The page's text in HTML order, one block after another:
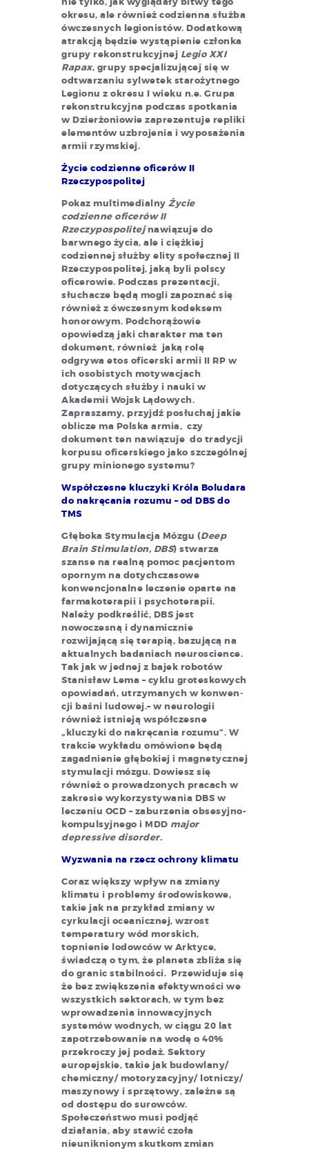
okresu, ale również codzienna służba
ówczesnych legionistów. Dodatkową
atrakcją będzie wystąpienie członka
grupy rekonstrukcyjnej Legio XXI
Rapax, grupy specjalizującej się w
odtwarzaniu sylwetek starożytnego
Legionu z okresu I wieku n.e. Grupa
rekonstrukcyjna podczas spotkania
w Dzierżoniowie zaprezentuje repliki
elementów uzbrojenia i wyposażenia
armii rzymskiej.
Życie codzienne oficerów II
Rzeczypospolitej
Pokaz multimedialny Życie
codzienne oficerów II
Rzeczypospolitejnawiązuje do
barwnego życia, ale i ciężkiej
codziennej służby elity społecznej II
Rzeczypospolitej, jaką byli polscy
oficerowie. Podczas prezentacji,
słuchacze będą mogli zapoznać się
również z ówczesnym kodeksem
honorowym. Podchorążowie
opowiedzą jaki charakter ma ten
dokument, również jaką rolę
odgrywa etos oficerski armii II RP w
ich osobistych motywacjach
dotyczących służby i nauki w
Akademii Wojsk Lądowych.
Zapraszamy, przyjdź posłuchaj jakie
oblicze ma Polska armia, czy
dokument ten nawiązuje do tradycji
korpusu oficerskiego jako szczególnej
grupy minionego systemu?
Współczesne kluczyki Króla Boludara
do nakręcania rozumu – od DBS do
TMS
Głęboka Stymulacja Mózgu (Deep
Brain Stimulation, DBS) stwarza
szanse na realną pomoc pacjentom
opornym na dotychczasowe
konwencjonalne leczenie oparte na
farmakoterapii i psychoterapii.
Należy podkreślić, DBS jest
nowoczesną i dynamicznie
rozwijającą się terapią, bazującą na
aktualnych badaniach neuroscience.
Tak jak w jednej z bajek robotów
Stanisław Lema – cyklu gro­te­sko­wych
opo­wia­dań, utrzy­ma­nych w kon­wen­
cji ba­śni lu­do­wej.– w neurologii
również istnieją współczesne
„kluczyki do nakręcania rozumu”. W
trakcie wykładu omówione będą
zagadnienie głębokiej i magnetycznej
stymulacji mózgu. Dowiesz się
również o prowadzonych pracach w
zakresie wykorzystywania DBS w
leczeniu OCD – zaburzenia obsesyjno-
kompulsyjnego i MDD major
depressive disorder.
Wyzwania na rzecz ochrony klimatu
Coraz większy wpływ na zmiany
klimatu i problemy środowiskowe,
takie jak na przykład zmiany w
cyrkulacji oceanicznej, wzrost
temperatury wód morskich,
topnienie lodowców w Arktyce,
świadczą o tym, że planeta zbliża się
do granic stabilności. Przewiduje się
że bez zwiększenia efektywności we
wszystkich sektorach, w tym bez
wprowadzenia innowacyjnych
systemów wodnych, w ciągu 20 lat
zapotrzebowanie na wodę o 40%
przekroczy jej podaż. Sektory
europejskie, takie jak budowlany/
chemiczny/ motoryzacyjny/ lotniczy/
maszynowy i sprzętowy, zależne są
od dostępu do surowców.
Społeczeństwo musi podjąć
działania, aby stawić czoła
nieuniknionym skutkom zmian